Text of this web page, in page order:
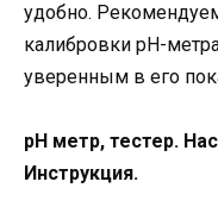
удобно.
калибровки pH-
уверенным в его
pH метр, тестер.
Инструкция.